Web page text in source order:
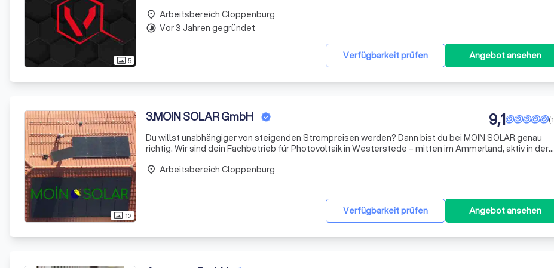
photo_size_select_actual5 Verfügbarkeit prüfen Angebot ansehen
place Arbeitsbereich Cloppenburg
timelapse Vor 3 Jahren gegründet
photo_size_select_actual 12
3.MOIN SOLAR GmbH 9,1
Du willst unabhängiger von steigenden Strompreisen werden? Dann bist du bei MOIN SOLAR genau
richtig. Wir sind dein Fachbetrieb für Photovoltaik in Westerstede – mitten im Ammerland, aktiv in der
installieren
Verfügbarkeit prüfen Angebot ansehen
place Arbeitsbereich Cloppenburg